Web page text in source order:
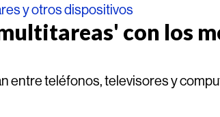
y otros dispositivos
con los
entre teléfonos, televisores y